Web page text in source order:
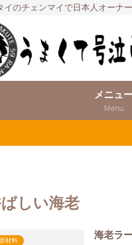
イのチェンマイで日本人オーナ
メニュ
Menu
しい海老
材料
海老ラ